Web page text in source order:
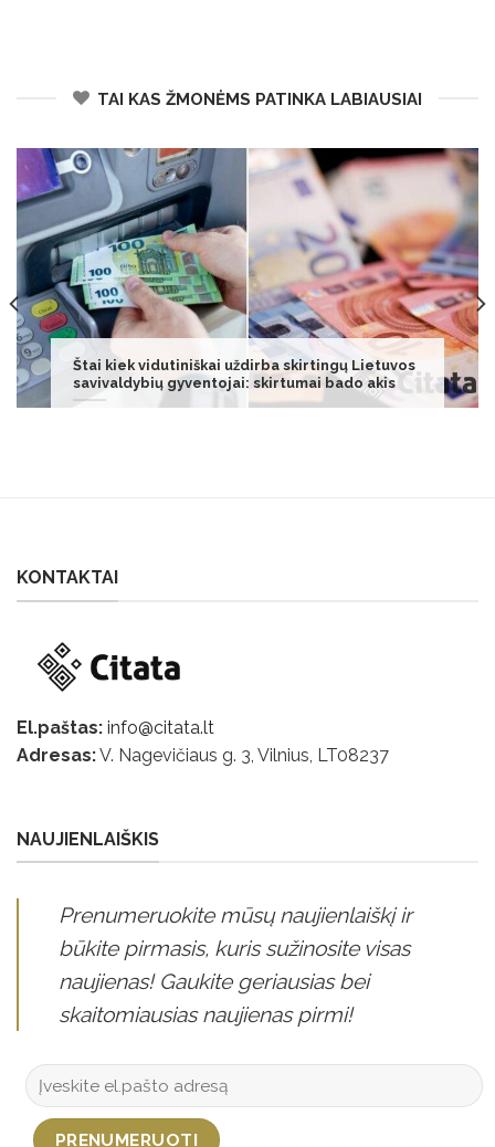
TAI KAS ŽMONĖMS PATINKA LABIAUSIAI
Šis medus – sveikatai naudingiausias: ragina
vartoti dažniau
KONTAKTAI
El.paštas: info@citata.lt
Adresas:V. Nagevičiaus g. 3, Vilnius, LT08237
NAUJIENLAIŠKIS
Prenumeruokite mūsų naujienlaiškį ir
būkite pirmasis, kuris sužinosite visas
naujienas! Gaukite geriausias bei
skaitomiausias naujienas pirmi!